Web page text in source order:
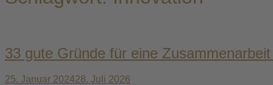
33 gute Gründe für eine
25. Januar 202428. Juli 2026